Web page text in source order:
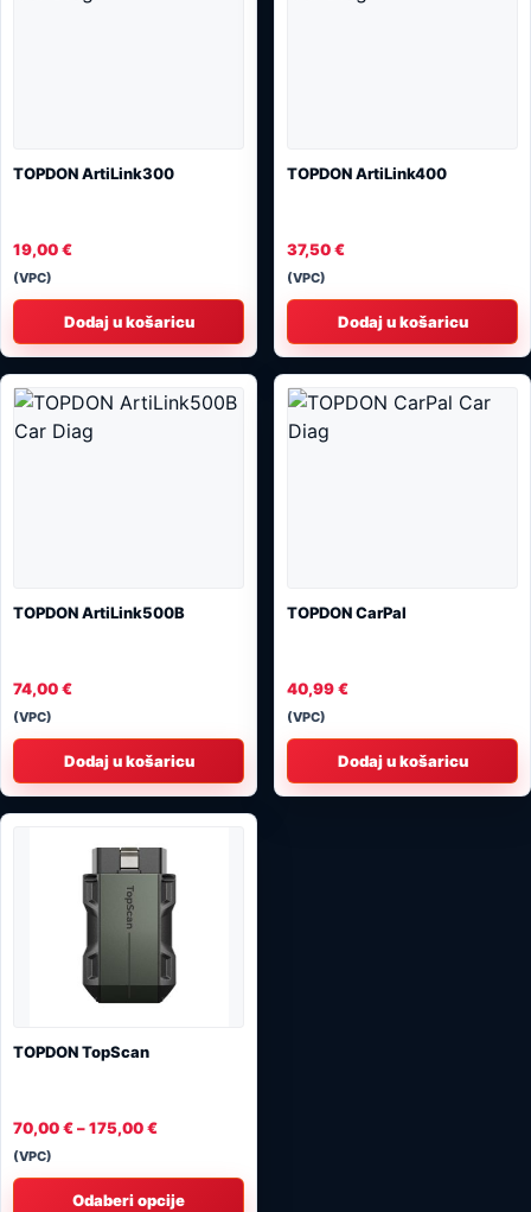
TOPDON ArtiLink300
19,00€
(VPC)
Dodaj u košaricu
TOPDON ArtiLink400
37,50€
(VPC)
Dodaj u košaricu
TOPDON ArtiLink500B
74,00€
(VPC)
Dodaj u košaricu
TOPDON CarPal
40,99€
(VPC)
Dodaj u košaricu
TOPDON TopScan
70,00€–175,00€
(VPC)
Odaberi opcije